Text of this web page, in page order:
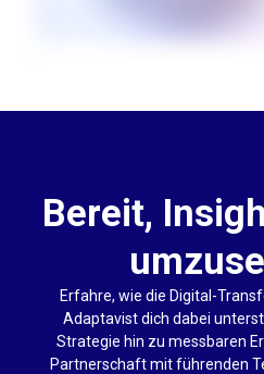
Bereit,
Erfahre, wie die Digital-
Adaptavist dich dabei
Strategie hin zu messbaren
Partnerschaft mit führenden